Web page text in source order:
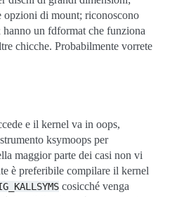
opzioni di mount; riconoscono
un fdformat che funziona
chicche. Probabilmente vorrete
e il kernel va in oops,
ksymoops per
maggior parte dei casi non vi
è preferibile compilare il kernel
cosicché venga